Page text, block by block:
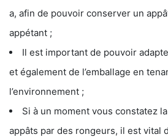
a, afin de pouvoir conserver un
appétant ;
Il est important de pouvoir
et également de l’emballage en
l’environnement ;
Si à un moment vous constatez
appâts par des rongeurs, il est vital